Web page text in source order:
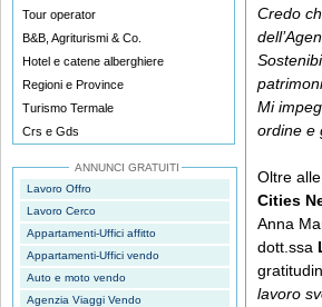
Tour operator
B&B, Agriturismi & Co.
Hotel e catene alberghiere
Regioni e Province
Turismo Termale
Crs e Gds
ANNUNCI GRATUITI
Lavoro Offro
Lavoro Cerco
Appartamenti-Uffici affitto
Appartamenti-Uffici vendo
Auto e moto vendo
Agenzia Viaggi Vendo
Credo
Mi
ordine e
Oltre
Cities
Anna
dott.ssa
lavoro